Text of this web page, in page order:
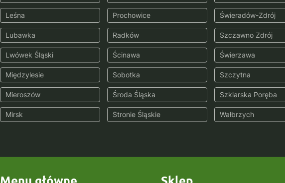
Leśna
Lubawka
Lwówek Śląski
Międzylesie
Mieroszów
Mirsk
Prochowice
Radków
Ścinawa
Sobotka
Środa Śląska
Stronie Śląskie
Świeradów-Zdrój
Szczawno Zdrój
Świerzawa
Szczytna
Szklarska Poręba
Wałbrzych